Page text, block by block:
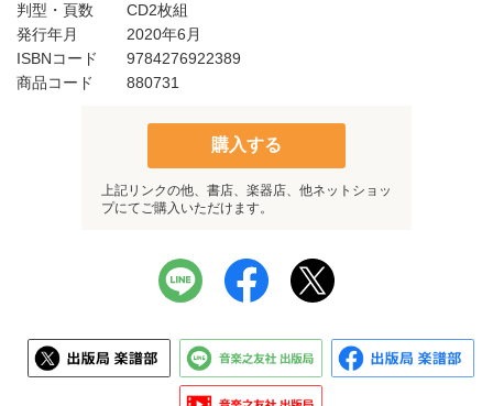
判型・頁数
CD2枚組
発行年月
2020年6月
ISBNコード
9784276922389
商品コード
880731
購入する
上記リンクの他、書店、楽器店、他ネットショッ
プにてご購入いただけます。